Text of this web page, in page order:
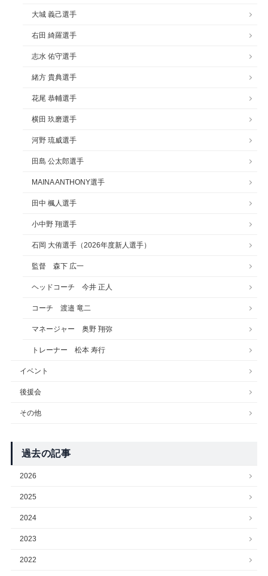
大城 義己選手
右田 綺羅選手
志水 佑守選手
緒方 貴典選手
花尾 恭輔選手
横田 玖磨選手
河野 琉威選手
田島 公太郎選手
MAINA ANTHONY選手
田中 楓人選手
小中野 翔選手
石岡 大侑選手（2026年度新人選手）
監督 森下 広一
ヘッドコーチ 今井 正人
コーチ 渡邉 竜二
マネージャー 奥野 翔弥
トレーナー 松本 寿行
イベント
後援会
その他
過去の記事
2026
2025
2024
2023
2022